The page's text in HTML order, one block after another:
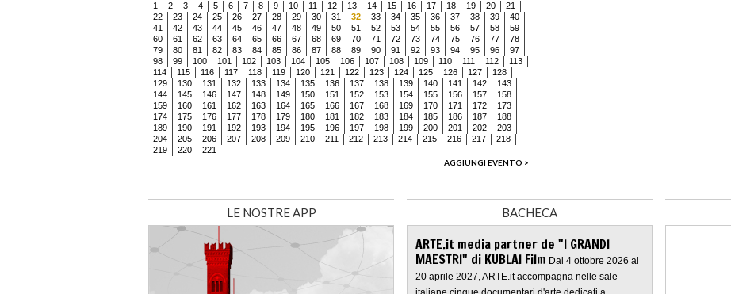
1 2 3 4 5 6 7 8 9 10 11 12 13 14 15 16 17 18 19 20
21
22
23 24 25 26 27 28 29 30 31 32 33 34 35 36 37 38 39
40
41
42 43 44 45 46 47 48 49 50 51 52 53 54 55 56 57 58
59
60
61 62 63 64 65 66 67 68 69 70 71 72 73 74 75 76 77
78
79
80 81 82 83 84 85 86 87 88 89 90 91 92 93 94 95 96
97
98
99 100 101 102 103 104 105 106 107 108 109 110 111 112
113
114
115 116 117 118 119 120 121 122 123 124 125 126 127
128
129
130 131 132 133 134 135 136 137 138 139 140 141 142
143
144
145 146 147 148 149 150 151 152 153 154 155 156 157
158
159
160 161 162 163 164 165 166 167 168 169 170 171 172
173
174
175 176 177 178 179 180 181 182 183 184 185 186 187
188
189
190 191 192 193 194 195 196 197 198 199 200 201 202
203
204
205 206 207 208 209 210 211 212 213 214 215 216 217
218
219
220
221
AGGIUNGI EVENTO >
LE NOSTRE APP BACHECA
ARTE.it media partner de "I GRANDI
MAESTRI" di KUBLAI Film Dal 4 ottobre 2026 al
20 aprile 2027, ARTE.it accompagna nelle sale